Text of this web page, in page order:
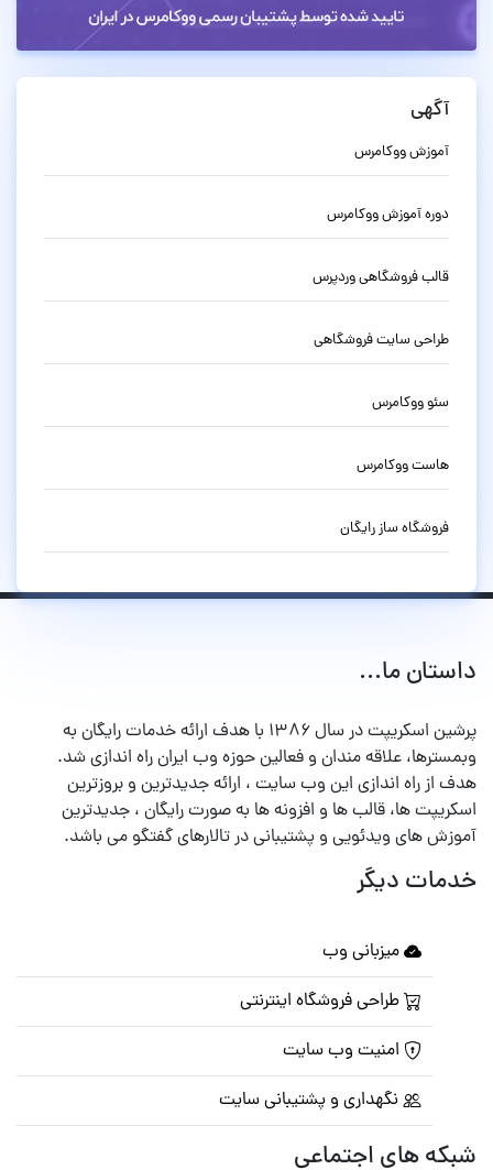
آگهی
آموزش ووکامرس
دوره آموزش ووکامرس
قالب فروشگاهی وردپرس
طراحی سایت فروشگاهی
سئو ووکامرس
هاست ووکامرس
فروشگاه ساز رایگان
داستان ما...
پرشین اسکریپت در سال ۱۳۸۶ با هدف ارائه خدمات رایگان به
وبمسترها، علاقه مندان و فعالین حوزه وب ایران راه اندازی شد.
هدف از راه اندازی این وب سایت ، ارائه جدیدترین و بروزترین
اسکریپت ها، قالب ها و افزونه ها به صورت رایگان ، جدیدترین
آموزش های ویدئویی و پشتیبانی در تالارهای گفتگو می باشد.
خدمات دیگر
میزبانی وب
طراحی فروشگاه اینترنتی
امنیت وب سایت
نگهداری و پشتیبانی سایت
شبکه های اجتماعی